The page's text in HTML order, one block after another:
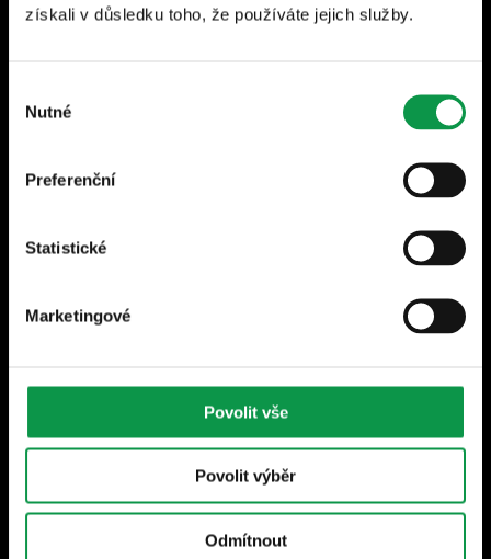
získali v důsledku toho, že používáte jejich služby.
souhlasu
Nutné
Preferenční
Statistické
Marketingové
Povolit vše
Povolit výběr
Odmítnout
zpracováním svých osobních údajů dle
Zásad ochrany osobních údajů
© 2026 GARDEON, s.r.o.